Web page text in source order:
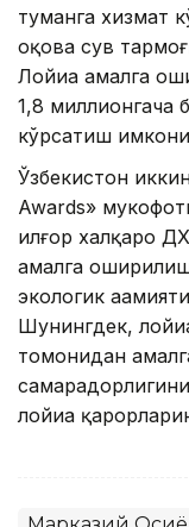
туманга хизмат
оқова сув
Лойиҳа амалга
1,8 миллионгача
кўрсатиш
Ўзбекистон
Awards»
илғор халқаро
амалга
экологик
Шунингдек,
томонидан
лойиҳа